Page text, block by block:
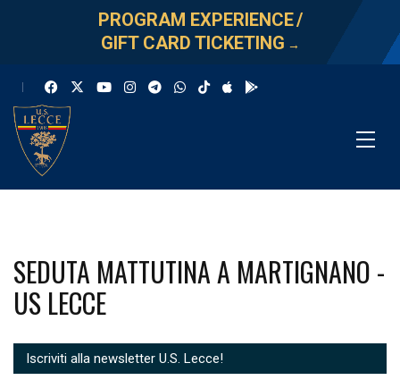
PROGRAM EXPERIENCE/
GIFT CARD TICKETING →
SEDUTA MATTUTINA A MARTIGNANO -
US LECCE
Iscriviti alla newsletter U.S. Lecce!